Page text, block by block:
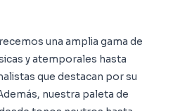
una amplia gama de
y atemporales hasta
que destacan por su
nuestra paleta de